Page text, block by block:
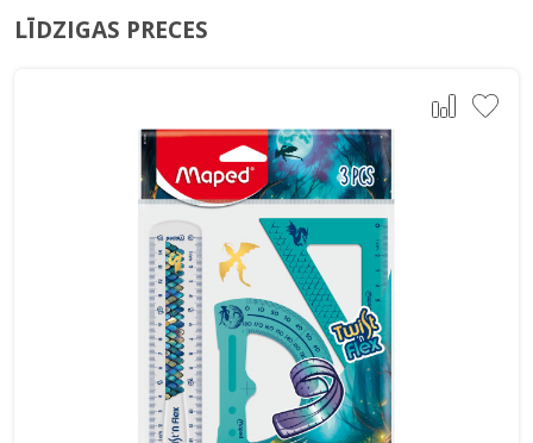
LĪDZIGAS PRECES